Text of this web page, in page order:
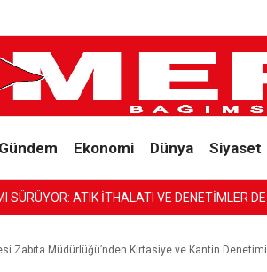
Gündem Ekonomi Dünya Siyaset
NEREDE?’
Zabıta Müdürlüğü’nden Kırtasiye ve Kantin Denetimi